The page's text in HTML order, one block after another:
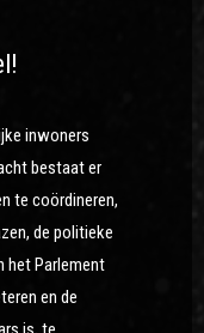
inwoners
bestaat er
te coördineren,
de politieke
het Parlement
en de